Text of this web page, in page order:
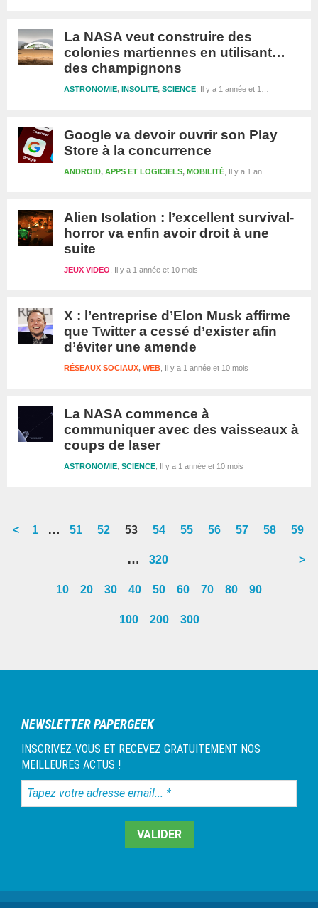
La NASA veut construire des
colonies martiennes en utilisant…
des champignons
Il y a 1 année et 10 mois
ASTRONOMIE, INSOLITE, SCIENCE
Google va devoir ouvrir son Play
Store à la concurrence
Il y a 1 année et 10 mois
ANDROID, APPS ET LOGICIELS, MOBILITÉ
Alien Isolation : l’excellent survival-
horror va enfin avoir droit à une
suite
Il y a 1 année et 10 mois
JEUX VIDEO
X : l’entreprise d’Elon Musk affirme
que Twitter a cessé d’exister afin
d’éviter une amende
Il y a 1 année et 10 mois
RÉSEAUX SOCIAUX, WEB
La NASA commence à
communiquer avec des vaisseaux à
coups de laser
Il y a 1 année et 10 mois
ASTRONOMIE, SCIENCE
<
Go
1
Interim
…
Go
51
Go
52
Go
page
53
Go
page
54
Go
55
Go
56
Go
57
Go
58
Go
page
59
Interim
omitted
…
Go
page
320 >
10 20 30 40 50 60 70 80 90
100 200 300
latérale
NEWSLETTER PAPERGEEK
INSCRIVEZ-VOUS ET RECEVEZ GRATUITEMENT NOS
MEILLEURES ACTUS !
Tapez
votre